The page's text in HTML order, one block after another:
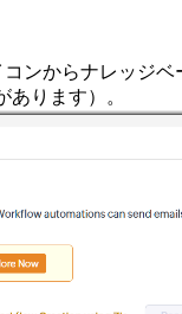
ンからナレッジ
あります）。